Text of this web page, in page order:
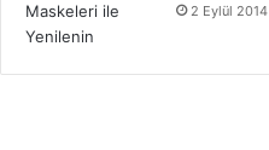
2 Eylül 2014